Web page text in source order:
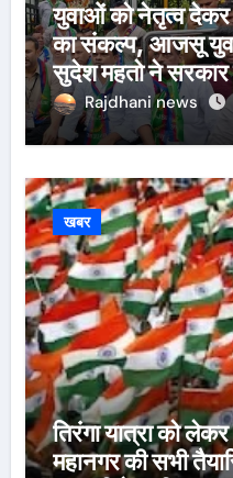
युवाओं को नेतृत्व
का संकल्प, आजसू
सुदेश महतो ने सरकार
Rajdhani news
खबर
तिरंगा यात्रा को
महानगर की सभी